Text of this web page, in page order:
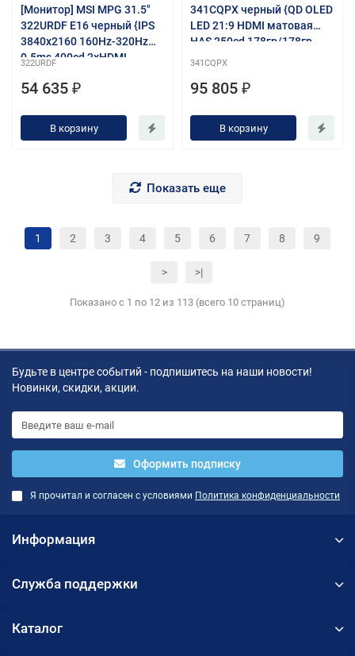
[Монитор] MSI MPG 31.5"
322URDF E16 черный {IPS
3840x2160 160Hz-320Hz
0.5ms 400cd 2xHDMI
HAS Pivot Internal Vesa}
322URDF
54 635 ₽
В корзину
341CQPX черный {QD OLED
LED 21:9 HDMI матовая
HAS 250cd 178гр/178гр
3440x1440 240Hz DP UW
341CQPX
95 805 ₽
В корзину
Показать еще
1 2 3 4 5 6 7 8 9
> >|
Показано с 1 по 12 из 113 (всего 10 страниц)
Будьте в центре событий - подпишитесь на наши новости!
Новинки, скидки, акции.
Оформить подписку
Я прочитал и согласен с условиями Политика конфиденциальности
Информация
Служба поддержки
Каталог